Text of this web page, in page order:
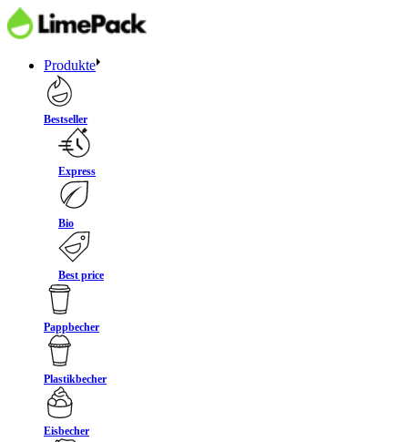
Produkte
Bestseller
Express
Bio
Best price
Pappbecher
Plastikbecher
Eisbecher